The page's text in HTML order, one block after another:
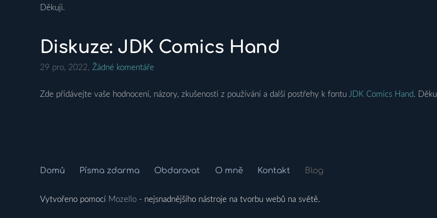
Děkuji.
Diskuze: JDK Comics Hand
29 pro, 2022, Žádné komentáře
Zde přidávejte vaše hodnocení, názory, zkušenosti z používání a další postřehy k fontu JDK Comics Hand.
Domů Písma zdarma Obdarovat O mně Kontakt Blog
Vytvořeno pomocí Mozello - nejsnadnějšího nástroje na tvorbu webů na světě.